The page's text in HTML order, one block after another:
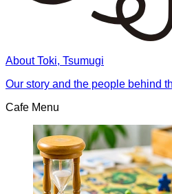
About Toki, Tsumugi
Our story and the people behind
Cafe Menu